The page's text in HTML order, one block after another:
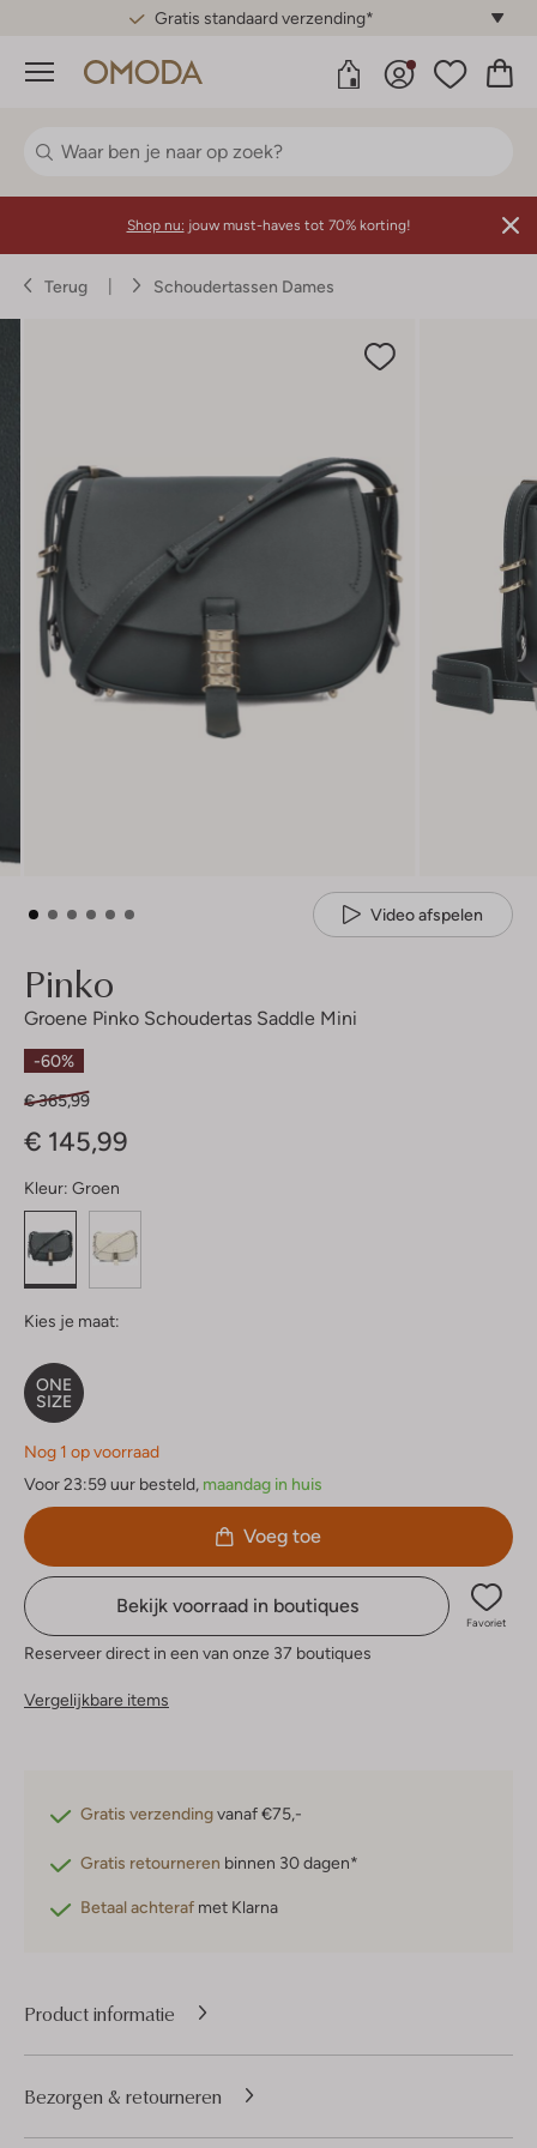
Gratis standaard verzending*
Menu
Shop nu: jouw must-haves tot 70% korting!
Terug Schoudertassen Dames
Video afspelen
Pinko
Groene Pinko Schoudertas Saddle Mini
-60%
€ 365,99
€ 145,99
Kleur: Groen
Kies je maat:
ONE
SIZE
Nog 1 op voorraad
Voor 23:59 uur besteld, maandag in huis
Voeg toe
Bekijk voorraad in boutiques
Favoriet
Reserveer direct in een van onze 37 boutiques
Vergelijkbare items
Gratis verzendingvanaf €75,-
Gratis retourneren binnen 30 dagen*
Betaal achteraf met Klarna
Product informatie
Bezorgen & retourneren